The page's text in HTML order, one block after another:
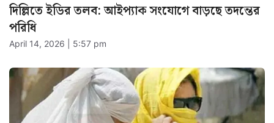
দিল্লিতে ইডির তলব: আইপ্যাক সংযোগে বাড়ছে তদন্তের
পরিধি
April 14, 2026 | 5:57 pm